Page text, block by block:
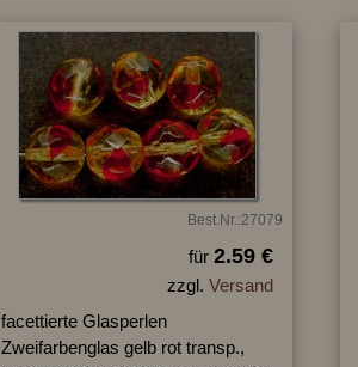
Best.Nr.:27079
für 2.59 €
zzgl. Versand
facettierte Glasperlen
Zweifarbenglas gelb rot transp.,